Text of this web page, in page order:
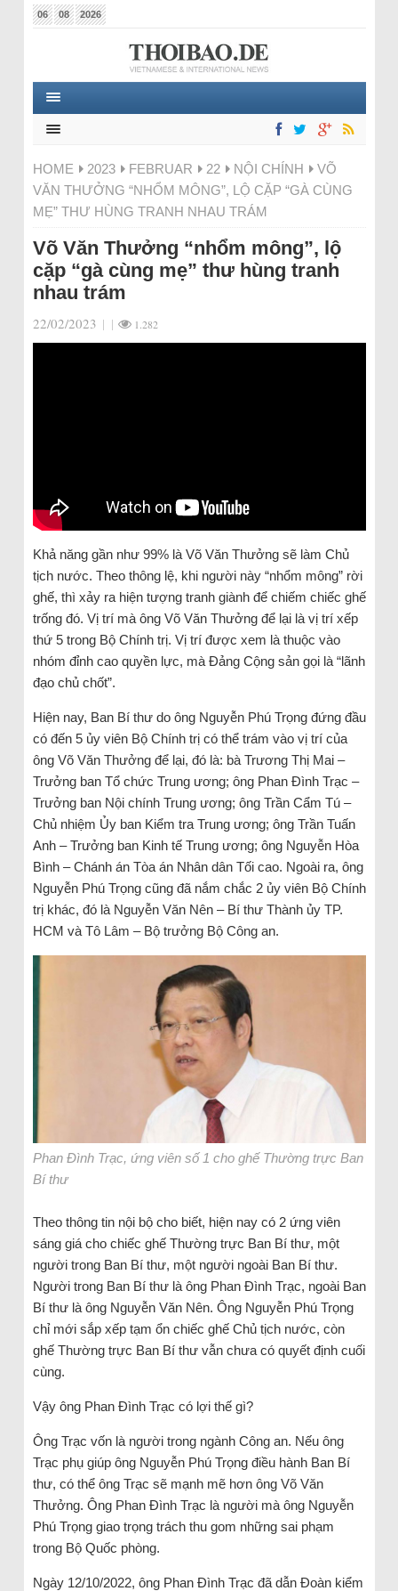
06 08 2026
HOME 2023 FEBRUAR 22 NỘI CHÍNH
VÕ
VĂN THƯỞNG “NHỔM MÔNG”, LỘ CẶP “GÀ CÙNG
MẸ” THƯ HÙNG TRANH NHAU TRÁM
Võ Văn Thưởng “nhổm mông”, lộ
cặp “gà cùng mẹ” thư hùng tranh
nhau trám
22/02/2023 | | 1.282
Khả năng gần như 99% là Võ Văn Thưởng sẽ làm Chủ
tịch nước. Theo thông lệ, khi người này “nhổm mông” rời
ghế, thì xảy ra hiện tượng tranh giành để chiếm chiếc ghế
trống đó. Vị trí mà ông Võ Văn Thưởng để lại là vị trí xếp
thứ 5 trong Bộ Chính trị. Vị trí được xem là thuộc vào
nhóm đỉnh cao quyền lực, mà Đảng Cộng sản gọi là “lãnh
đạo chủ chốt”.
Hiện nay, Ban Bí thư do ông Nguyễn Phú Trọng đứng đầu
có đến 5 ủy viên Bộ Chính trị có thể trám vào vị trí của
ông Võ Văn Thưởng để lại, đó là: bà Trương Thị Mai –
Trưởng ban Tổ chức Trung ương; ông Phan Đình Trạc –
Trưởng ban Nội chính Trung ương; ông Trần Cẩm Tú –
Chủ nhiệm Ủy ban Kiểm tra Trung ương; ông Trần Tuấn
Anh – Trưởng ban Kinh tế Trung ương; ông Nguyễn Hòa
Bình – Chánh án Tòa án Nhân dân Tối cao. Ngoài ra, ông
Nguyễn Phú Trọng cũng đã nắm chắc 2 ủy viên Bộ Chính
trị khác, đó là Nguyễn Văn Nên – Bí thư Thành ủy TP.
HCM và Tô Lâm – Bộ trưởng Bộ Công an.
Phan Đình Trạc, ứng viên số 1 cho ghế Thường trực Ban
Bí thư
Theo thông tin nội bộ cho biết, hiện nay có 2 ứng viên
sáng giá cho chiếc ghế Thường trực Ban Bí thư, một
người trong Ban Bí thư, một người ngoài Ban Bí thư.
Người trong Ban Bí thư là ông Phan Đình Trạc, ngoài Ban
Bí thư là ông Nguyễn Văn Nên. Ông Nguyễn Phú Trọng
chỉ mới sắp xếp tạm ổn chiếc ghế Chủ tịch nước, còn
ghế Thường trực Ban Bí thư vẫn chưa có quyết định cuối
cùng.
Vậy ông Phan Đình Trạc có lợi thế gì?
Ông Trạc vốn là người trong ngành Công an. Nếu ông
Trạc phụ giúp ông Nguyễn Phú Trọng điều hành Ban Bí
thư, có thể ông Trạc sẽ mạnh mẽ hơn ông Võ Văn
Thưởng. Ông Phan Đình Trạc là người mà ông Nguyễn
Phú Trọng giao trọng trách thu gom những sai phạm
trong Bộ Quốc phòng.
Ngày 12/10/2022, ông Phan Đình Trạc đã dẫn Đoàn kiểm